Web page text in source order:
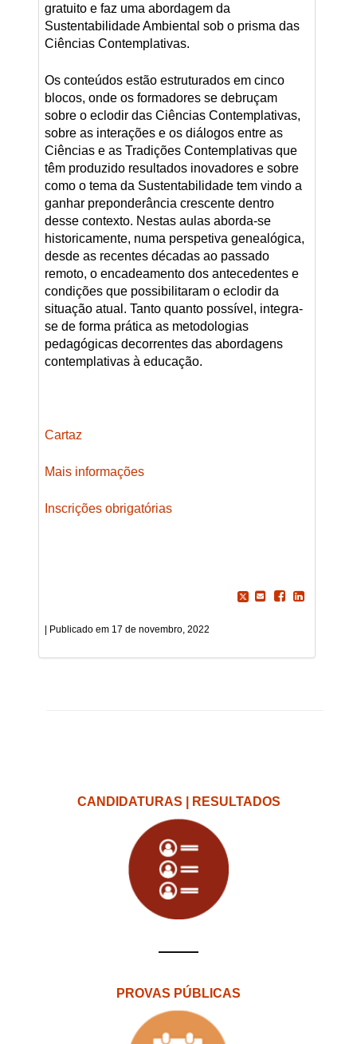
gratuito e faz uma abordagem da
Sustentabilidade Ambiental sob o prisma das
Ciências Contemplativas.
Os conteúdos estão estruturados em cinco
blocos, onde os formadores se debruçam
sobre o eclodir das Ciências Contemplativas,
sobre as interações e os diálogos entre as
Ciências e as Tradições Contemplativas que
têm produzido resultados inovadores e sobre
como o tema da Sustentabilidade tem vindo a
ganhar preponderância crescente dentro
desse contexto. Nestas aulas aborda-se
historicamente, numa perspetiva genealógica,
desde as recentes décadas ao passado
remoto, o encadeamento dos antecedentes e
condições que possibilitaram o eclodir da
situação atual. Tanto quanto possível, integra-
se de forma prática as metodologias
pedagógicas decorrentes das abordagens
contemplativas à educação.
Cartaz
Mais informações
Inscrições obrigatórias
17 de novembro, 2022
CANDIDATURAS | RESULTADOS
PROVAS PÚBLICAS